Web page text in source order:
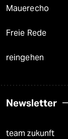
Mauerecho
Freie Rede
reingehen
Newsletter
team zukunft